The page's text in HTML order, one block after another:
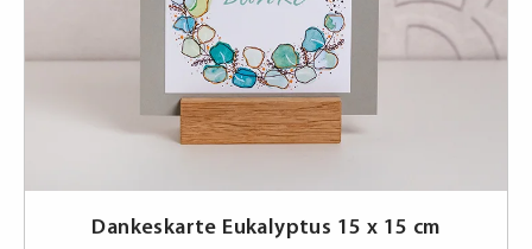
Dankeskarte Eukalyptus 15 x 15 cm